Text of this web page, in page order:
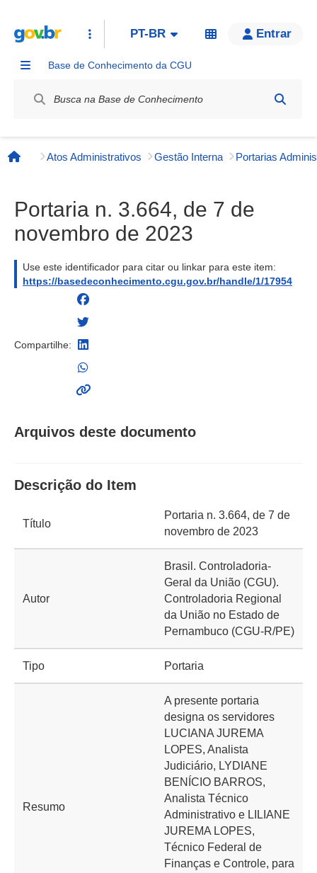
PT-BR Entrar
Base de Conhecimento da CGU
Página inicial
Atos Administrativos Gestão Interna
Portaria n. 3.664, de 7 de
novembro de 2023
Use este identificador para citar ou linkar para este item:
https://basedeconhecimento.cgu.gov.br/handle/1/17954
Compartilhe:
Arquivos deste documento
Descrição do Item
Título
Portaria n. 3.664, de 7 de
novembro de 2023
Autor
Brasil. Controladoria-
Geral da União (CGU).
Controladoria Regional
da União no Estado de
Pernambuco (CGU-R/PE)
Tipo Portaria
Resumo
A presente portaria
designa os servidores
LUCIANA JUREMA
LOPES, Analista
Judiciário, LYDIANE
BENÍCIO BARROS,
Analista Técnico
Administrativo e LILIANE
JUREMA LOPES,
Técnico Federal de
Finanças e Controle, para